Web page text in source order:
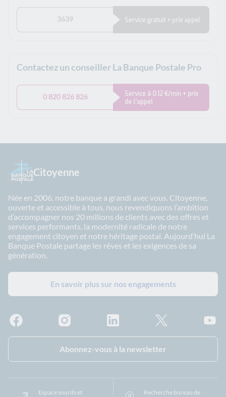
3639 Service gratuit + prix appel
Contactez un conseiller La Banque Postale Pro
0 820 826 826
Service à 0.12 €/min + prix
de l’appel
Citoyenne
Née en 2006, notre banque a grandi avec vous. Citoyenne,
ouverte et accessible à tous, nous revendiquons l’ambition
d’accompagner nos 20 millions de clients avec des offres et
services performants, la modernité radicale de notre
engagement citoyen et notre héritage postal. Aujourd’hui La
Banque Postale partage les rêves et les exigences de sa
génération.
En savoir plus sur nos engagements
Abonnez-vous à la newsletter
Espace sourds et
Recherche bureau de